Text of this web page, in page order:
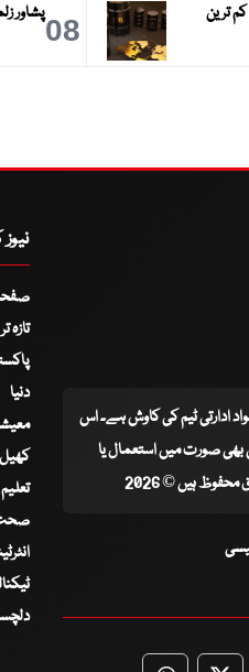
ترین
08پشاور
مواد ادارتی ٹیم کی کاوش ہے۔ اس
بھی صورت میں استعمال یا
ہیں © 2026
تازہ
دنیا
کھیل
تعلیم